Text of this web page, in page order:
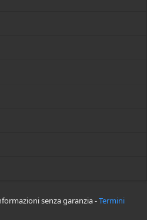
senza garanzia -Termini